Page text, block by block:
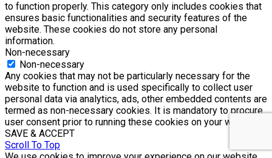
to function properly. This category only includes cookies that
ensures basic functionalities and security features of the
website. These cookies do not store any personal
information.
Non-necessary
Non-necessary
Any cookies that may not be particularly necessary for the
website to function and is used specifically to collect user
personal data via analytics, ads, other embedded contents are
termed as non-necessary cookies. It is mandatory to procure
user consent prior to running these cookies on your website.
SAVE & ACCEPT
Scroll To Top